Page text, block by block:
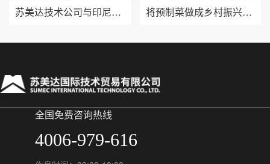
苏美达技术公司与印尼三大主力煤矿成功签订进口煤炭长协合同 将预制菜做成乡村振兴的“硬菜”
全国免费咨询热线
4006-979-616